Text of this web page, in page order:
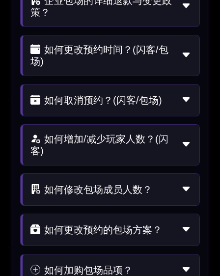
策？
如何更改预约时间？(闪客/包
场)
如何取消预约？(闪客/包场)
如何增加/减少玩家人数？(闪
客)
如何修改包场成员人数？
如何更改预约的包场方案？
如何加购包场品项？